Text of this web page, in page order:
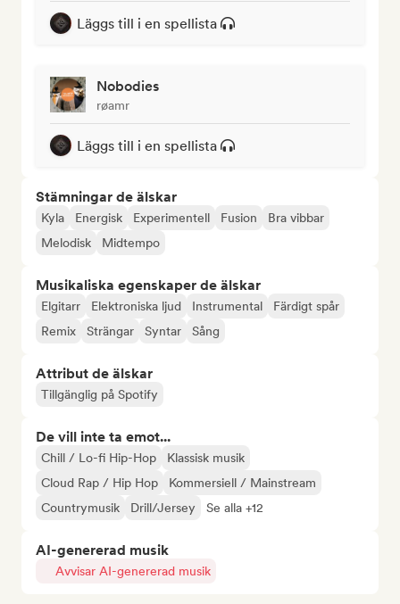
Läggs till i en spellista
Nobodies
røamr
Läggs till i en spellista
Stämningar de älskar
Kyla Energisk Experimentell Fusion
Bra vibbar
Melodisk
Midtempo
Musikaliska egenskaper de älskar
Elgitarr Elektroniska ljud Instrumental
Färdigt spår
Remix
Strängar Syntar Sång
Attribut de älskar
Tillgänglig på Spotify
De vill inte ta emot...
Chill / Lo-fi Hip-Hop
Klassisk musik
Cloud Rap / Hip Hop
Kommersiell / Mainstream
Countrymusik
Drill/Jersey Se alla +12
AI-genererad musik
Avvisar AI-genererad musik